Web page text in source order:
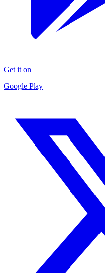
Get it on
Google Play